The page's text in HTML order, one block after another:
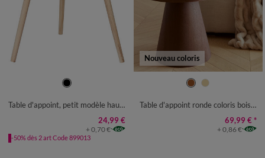
UNITÉ
Table d'appoint, petit modèle hauteur 40 cm
24,99 €
+ 0,70 €
-50% dès 2 art Code 899013
Nouveau coloris
UNITÉ
Table d'appoint ronde coloris bois foncé
69,99 € *
+ 0,86 €